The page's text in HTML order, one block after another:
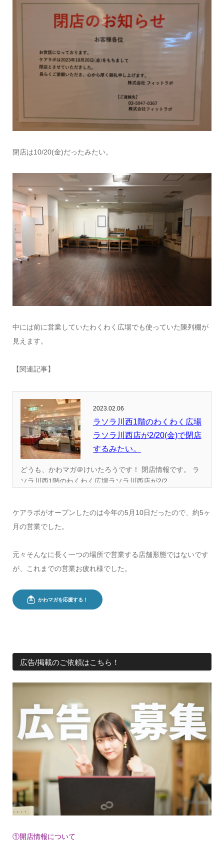
閉店は10/20(金)だったみたい。
中には前に営業していたわくわく広場でも使っていた陳列棚が
見えます。
【関連記事】
2023.02.06
ラソラ川西1階のわくわく広場
ラソラ川西店が2/20(金)で閉店
するみたい。
どうも、かわマガ＠けいたろうです！ 閉店情報です。 ラ
ソラ川西1階のわくわく広場ラソラ川西店が2/2...
ケアラボがオープンしたのは今年の5月10日だったので、約5ヶ
月の営業でした。
元々そんなに長く一つの場所で営業する店舗形態ではないです
が、これまでの営業お疲れ様でした。
広告/掲載のご依頼はこちら！
①開店情報について